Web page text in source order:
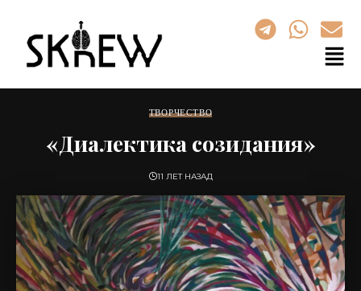
ТВОРЧЕСТВО
«Диалектика созидания»
11 ЛЕТ НАЗАД